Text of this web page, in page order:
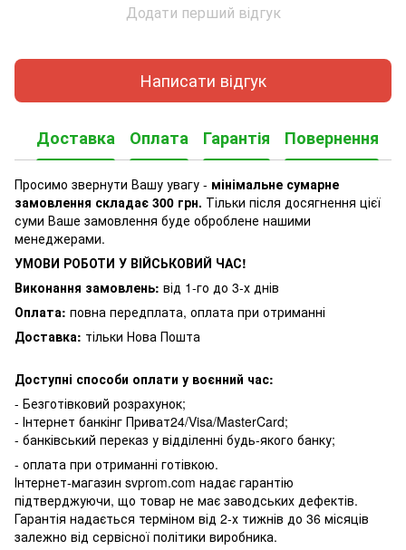
Додати перший відгук
Написати відгук
Доставка Оплата Гарантія Повернення
Просимо звернути Вашу увагу - мінімальне сумарне
замовлення складає 300 грн. Тільки після досягнення цієї
суми Ваше замовлення буде оброблене нашими
менеджерами.
УМОВИ РОБОТИ У ВІЙСЬКОВИЙ ЧАС!
Виконання замовлень: від 1-го до 3-х днів
Оплата: повна передплата, оплата при отриманні
Доставка: тільки Нова Пошта
Доступні способи оплати у воєнний час:
- Безготівковий розрахунок;
- Інтернет банкінг Приват24/Visa/MasterCard;
- банківський переказ у відділенні будь-якого банку;
- оплата при отриманні готівкою.
Інтернет-магазин svprom.com надає гарантію
підтверджуючи, що товар не має заводських дефектів.
Гарантія надається терміном від 2-х тижнів до 36 місяців
залежно від сервісної політики виробника.